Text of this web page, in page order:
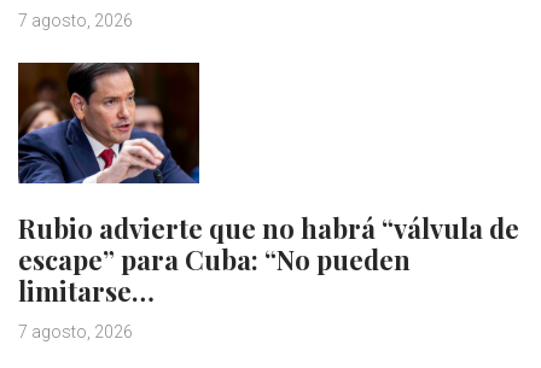
7 agosto, 2026
Rubio advierte que no habrá “válvula de
escape” para Cuba: “No pueden
limitarse…
7 agosto, 2026